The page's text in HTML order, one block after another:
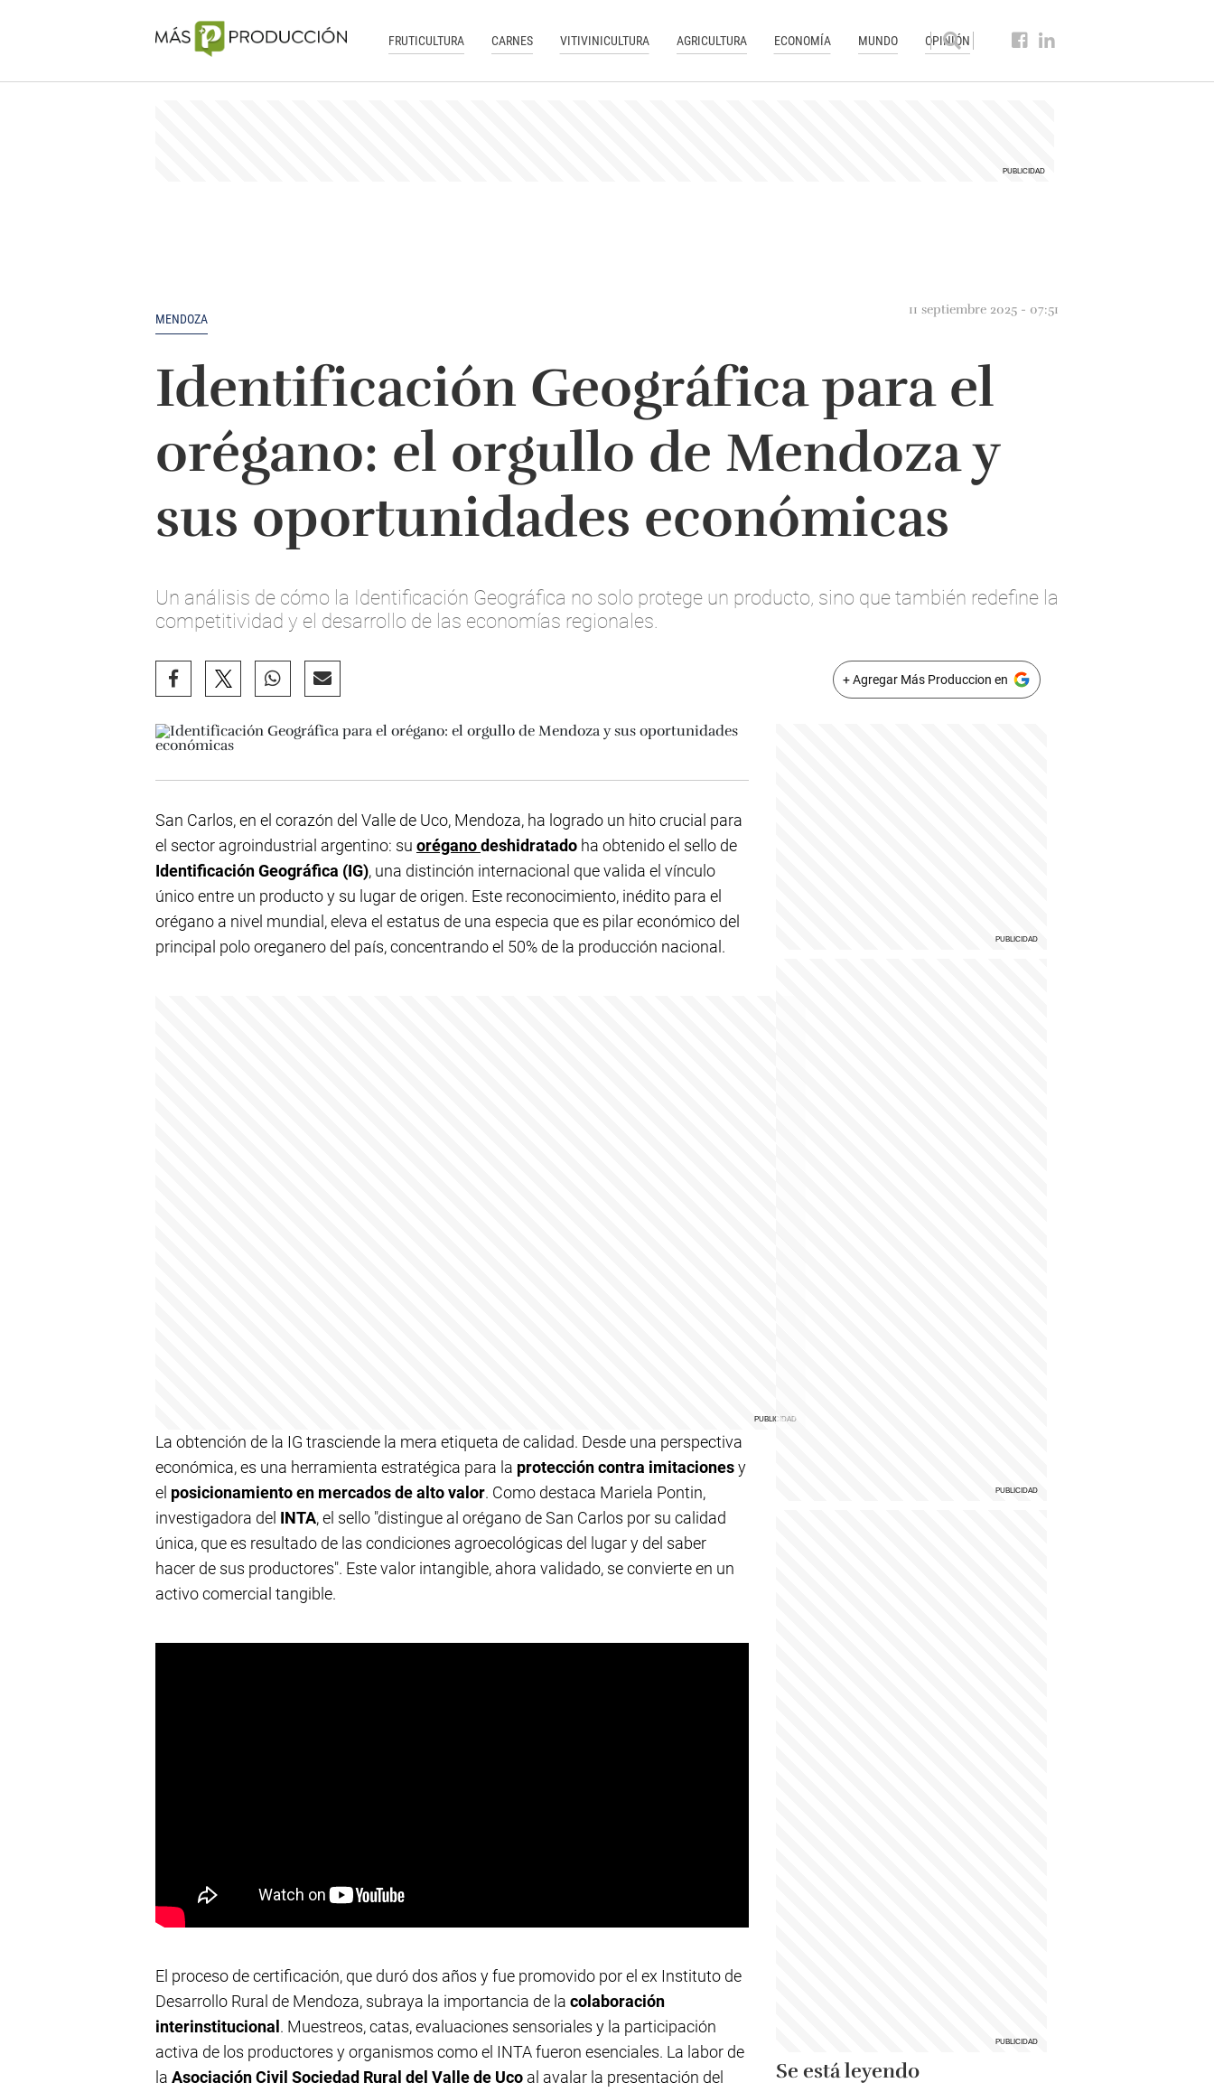
FRUTICULTURA CARNES VITIVINICULTURA AGRICULTURA ECONOMÍA MUNDO OPINIÓN
MENDOZA
11 septiembre 2025 - 07:51
Identificación Geográfica para el
orégano: el orgullo de Mendoza y
sus oportunidades económicas
Un análisis de cómo la Identificación Geográfica no solo protege un producto, sino que también redefine la
competitividad y el desarrollo de las economías regionales.
+ Agregar Más Produccion en
San Carlos, en el corazón del Valle de Uco, Mendoza, ha logrado un hito crucial para
el sector agroindustrial argentino: su oréganodeshidratado ha obtenido el sello de
Identificación Geográfica (IG), una distinción internacional que valida el vínculo
único entre un producto y su lugar de origen. Este reconocimiento, inédito para el
orégano a nivel mundial, eleva el estatus de una especia que es pilar económico del
principal polo oreganero del país, concentrando el 50% de la producción nacional.
La obtención de la IG trasciende la mera etiqueta de calidad. Desde una perspectiva
económica, es una herramienta estratégica para la protección contra imitacionesy
el posicionamiento en mercados de alto valor. Como destaca Mariela Pontin,
investigadora del INTA, el sello "distingue al orégano de San Carlos por su calidad
única, que es resultado de las condiciones agroecológicas del lugar y del saber
hacer de sus productores". Este valor intangible, ahora validado, se convierte en un
activo comercial tangible.
El proceso de certificación, que duró dos años y fue promovido por el ex Instituto de
Desarrollo Rural de Mendoza, subraya la importancia de la colaboración
interinstitucional . Muestreos, catas, evaluaciones sensoriales y la participación
activa de los productores y organismos como el INTA fueron esenciales. La labor de
la Asociación Civil Sociedad Rural del Valle de Uco al avalar la presentación del
Se está leyendo